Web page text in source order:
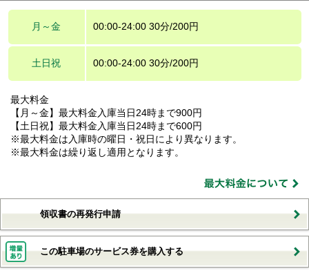
月～金 00:00-24:00 30分/200円
土日祝 00:00-24:00 30分/200円
最大料金
【月～金】最大料金入庫当日24時まで900円
【土日祝】最大料金入庫当日24時まで600円
※最大料金は入庫時の曜日・祝日により異なります。
※最大料金は繰り返し適用となります。
領収書の再発行申請
この駐車場のサービス券を購入する